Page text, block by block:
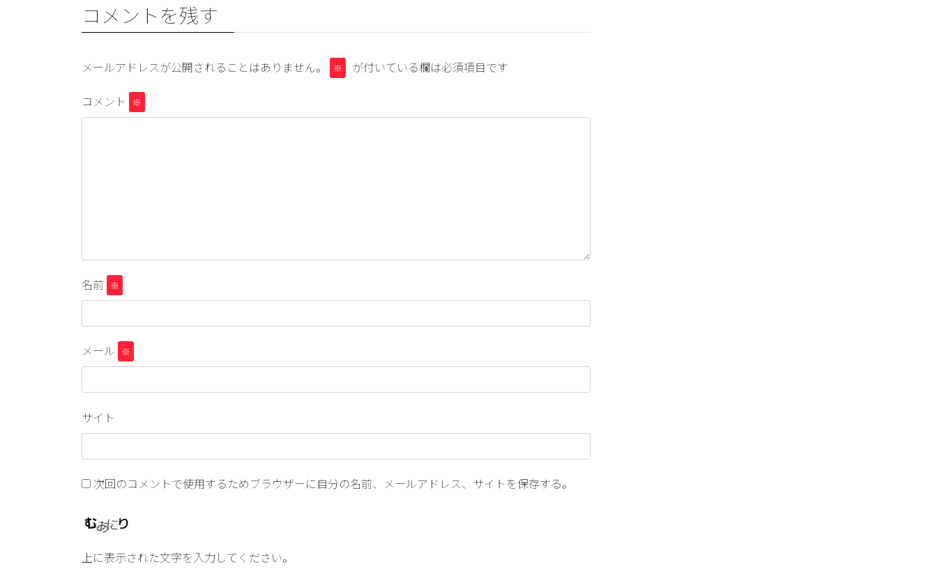
コメントを残す
メールアドレスが公開されることはありません。 ※ が付いている欄は必須項目です
コメント ※
名前 ※
メール ※
サイト
次回のコメントで使用するためブラウザーに自分の名前、メールアドレス、サイトを保存する。
上に表示された文字を入力してください。